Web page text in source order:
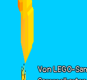
Von LEGO-